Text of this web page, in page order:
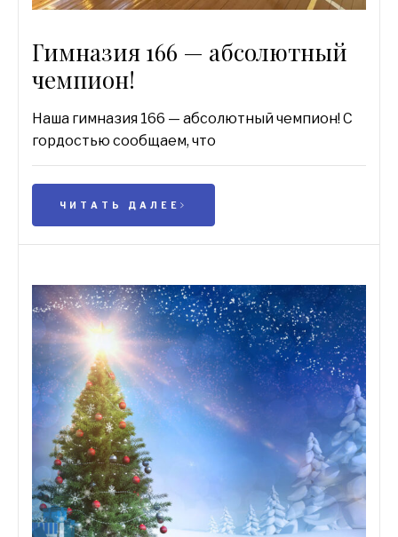
Гимназия 166 — абсолютный
чемпион!
Наша гимназия 166 — абсолютный чемпион! С
гордостью сообщаем, что
ЧИТАТЬ ДАЛЕЕ